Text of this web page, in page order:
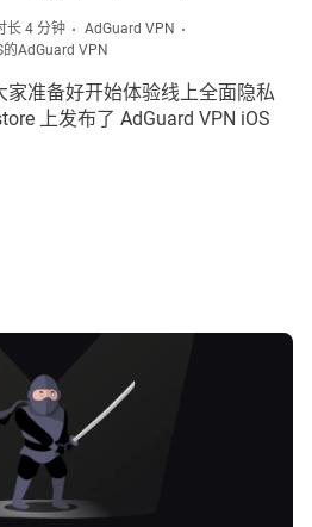
长 4 分钟
AdGuard VPN
的AdGuard VPN
家准备好开始体验线上全面隐私
上发布了 AdGuard VPN iOS